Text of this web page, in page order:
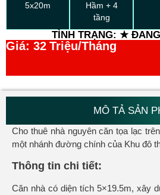
5x20m
Hầm + 4
tầng
TÌNH TRẠNG: ★
Giá: 32 Triệu/Tháng
MÔ TẢ SẢN
Cho thuê nhà nguyên căn tọa lạc
một nhánh đường chính của Khu đô
Thông tin chi tiết:
Căn nhà có diện tích 5×19.5m, xây